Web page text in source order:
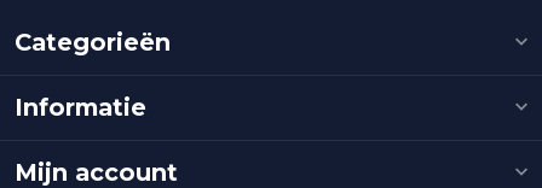
Categorieën
Informatie
Mijn account